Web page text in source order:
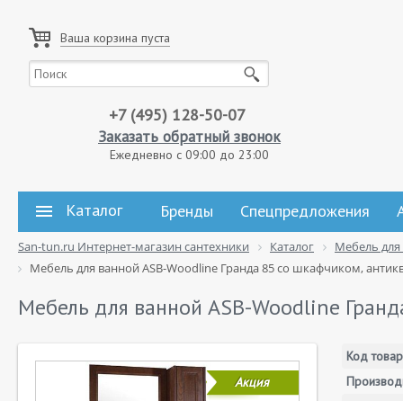
Ваша корзина пуста
+7 (495) 128-50-07
Заказать обратный звонок
Ежедневно с 09:00 до 23:00
Каталог Бренды Спецпредложения
San-tun.ru Интернет-магазин сантехники Каталог
Мебель
Мебель для ванной ASB-Woodline Гранда 85 со шкафчиком,
Мебель для ванной ASB-Woodline
Акция
Код